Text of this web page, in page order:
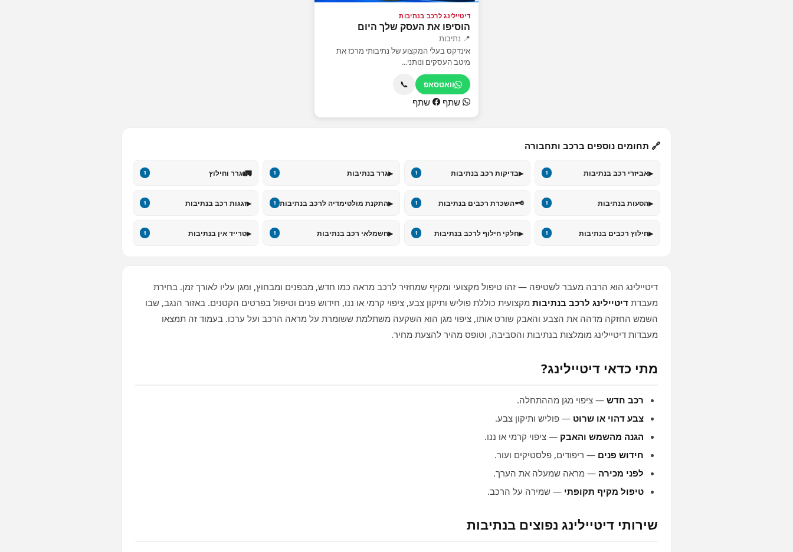
דיטיילינג לרכב בנתיבות
הוסיפו את העסק שלך היום
📍 נתיבות
אינדקס בעלי המקצוע של נתיבותי מרכז את
מיטב העסקים ונותני...
וואטסאפ 📞
שתף שתף
🔗 תחומים נוספים ברכב ותחבורה
▸אביזרי רכב בנתיבות 1
▸בדיקות רכב בנתיבות 1
▸גרר בנתיבות 1
🚛גרר וחילוץ 1
▸הסעות בנתיבות 1
🗝️השכרת רכבים בנתיבות 1
▸התקנת מולטימדיה לרכב בנתיבות 1
▸זגגות רכב בנתיבות 1
▸חילוץ רכבים בנתיבות 1
▸חלקי חילוף לרכב בנתיבות 1
▸חשמלאי רכב בנתיבות 1
▸טרייד אין בנתיבות 1
דיטיילינג הוא הרבה מעבר לשטיפה — זהו טיפול מקצועי ומקיף שמחזיר לרכב מראה כמו חדש, מבפנים ומבחוץ, ומגן עליו לאורך זמן. בחירת
מעבדת דיטיילינג לרכב בנתיבות מקצועית כוללת פוליש ותיקון צבע, ציפוי קרמי או ננו, חידוש פנים וטיפול בפרטים הקטנים. באזור הנגב, שבו
השמש החזקה מדהה את הצבע והאבק שורט אותו, ציפוי מגן הוא השקעה משתלמת ששומרת על מראה הרכב ועל ערכו. בעמוד זה תמצאו
מעבדות דיטיילינג מומלצות בנתיבות והסביבה, וטופס מהיר להצעת מחיר.
מתי כדאי דיטיילינג?
רכב חדש — ציפוי מגן מההתחלה.
צבע דהוי או שרוט — פוליש ותיקון צבע.
הגנה מהשמש והאבק — ציפוי קרמי או ננו.
חידוש פנים — ריפודים, פלסטיקים ועור.
לפני מכירה — מראה שמעלה את הערך.
טיפול מקיף תקופתי — שמירה על הרכב.
שירותי דיטיילינג נפוצים בנתיבות